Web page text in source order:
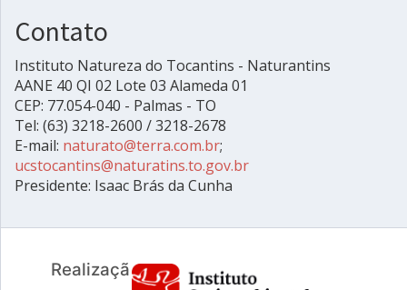
Contato
Instituto Natureza do Tocantins - Naturantins
AANE 40 QI 02 Lote 03 Alameda 01
CEP: 77.054-040 - Palmas - TO
Tel: (63) 3218-2600 / 3218-2678
E-mail: naturato@terra.com.br;
ucstocantins@naturatins.to.gov.br
Presidente: Isaac Brás da Cunha